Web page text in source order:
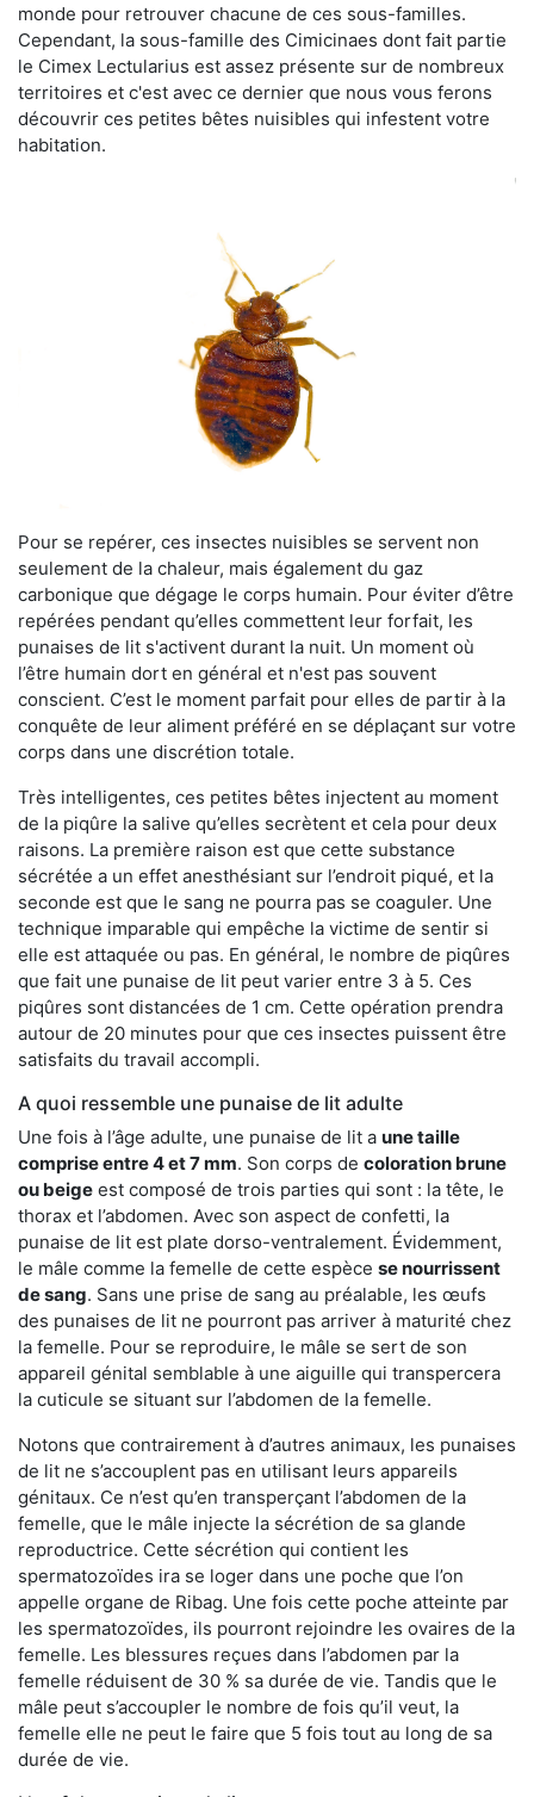
monde pour retrouver chacune de ces sous-familles.
Cependant, la sous-famille des Cimicinaes dont fait partie
le Cimex Lectularius est assez présente sur de nombreux
territoires et c'est avec ce dernier que nous vous ferons
découvrir ces petites bêtes nuisibles qui infestent votre
habitation.
Pour se repérer, ces insectes nuisibles se servent non
seulement de la chaleur, mais également du gaz
carbonique que dégage le corps humain. Pour éviter d’être
repérées pendant qu’elles commettent leur forfait, les
punaises de lit s'activent durant la nuit. Un moment où
l’être humain dort en général et n'est pas souvent
conscient. C’est le moment parfait pour elles de partir à la
conquête de leur aliment préféré en se déplaçant sur votre
corps dans une discrétion totale.
Très intelligentes, ces petites bêtes injectent au moment
de la piqûre la salive qu’elles secrètent et cela pour deux
raisons. La première raison est que cette substance
sécrétée a un effet anesthésiant sur l’endroit piqué, et la
seconde est que le sang ne pourra pas se coaguler. Une
technique imparable qui empêche la victime de sentir si
elle est attaquée ou pas. En général, le nombre de piqûres
que fait une punaise de lit peut varier entre 3 à 5. Ces
piqûres sont distancées de 1 cm. Cette opération prendra
autour de 20 minutes pour que ces insectes puissent être
satisfaits du travail accompli.
A quoi ressemble une punaise de lit adulte
Une fois à l’âge adulte, une punaise de lit a une taille
comprise entre 4 et 7 mm. Son corps de coloration brune
ou beige est composé de trois parties qui sont : la tête, le
thorax et l’abdomen. Avec son aspect de confetti, la
punaise de lit est plate dorso-ventralement. Évidemment,
le mâle comme la femelle de cette espèce se nourrissent
de sang. Sans une prise de sang au préalable, les œufs
des punaises de lit ne pourront pas arriver à maturité chez
la femelle. Pour se reproduire, le mâle se sert de son
appareil génital semblable à une aiguille qui transpercera
la cuticule se situant sur l’abdomen de la femelle.
Notons que contrairement à d’autres animaux, les punaises
de lit ne s’accouplent pas en utilisant leurs appareils
génitaux. Ce n’est qu’en transperçant l’abdomen de la
femelle, que le mâle injecte la sécrétion de sa glande
reproductrice. Cette sécrétion qui contient les
spermatozoïdes ira se loger dans une poche que l’on
appelle organe de Ribag. Une fois cette poche atteinte par
les spermatozoïdes, ils pourront rejoindre les ovaires de la
femelle. Les blessures reçues dans l’abdomen par la
femelle réduisent de 30 % sa durée de vie. Tandis que le
mâle peut s’accoupler le nombre de fois qu’il veut, la
femelle elle ne peut le faire que 5 fois tout au long de sa
durée de vie.